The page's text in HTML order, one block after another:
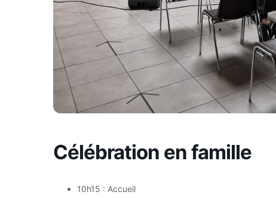
Célébration en famille
10h15 : Accueil